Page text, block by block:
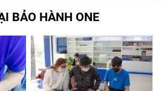
bàn phím laptop Asus
nhanh chóng, chất lượng
bàn phím laptop Asus
tại trung tâm Bảo Hành One
hàng khi sửa chữa bàn
BẢO HÀNH ONE